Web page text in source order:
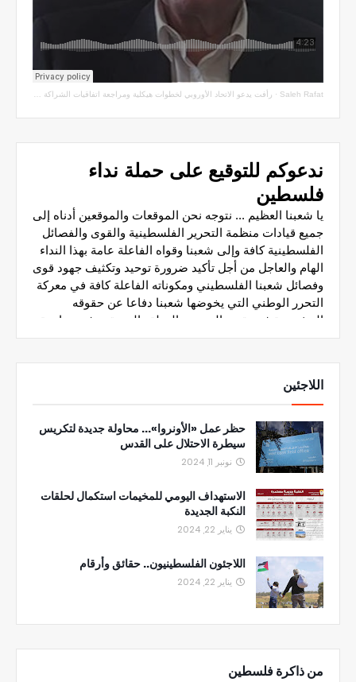
Saleh Rafat
· رأفت يدعو الاتحاد الأوروبي لخطوات هيكلية ومراجعة اتفاقيات الشراكة مع سلطة الاحتلال
اللاجئين
حظر عمل «الأونروا»... محاولة جديدة لتكريس
سيطرة الاحتلال على القدس
نونبر 11, 2024
الاستهداف اليومي للمخيمات استكمال لحلقات
النكبة الجديدة
يناير 22, 2024
اللاجئون الفلسطينيون.. حقائق وأرقام
يناير 22, 2024
من ذاكرة فلسطين